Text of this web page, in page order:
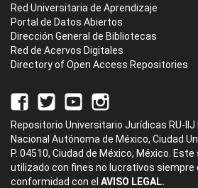
Red Universitaria de Aprendizaje
Portal de Datos Abiertos
Dirección General de Bibliotecas
Red de Acervos Digitales
Directory of Open Access Repositories
Repositorio Universitario Jurídicas RU-IIJ
Nacional Autónoma de México, Ciudad
P. 04510, Ciudad de México, México.
utilizado con fines no lucrativos siempre
conformidad con el AVISO LEGAL.